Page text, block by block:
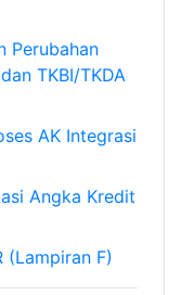
Perubahan
TKBI/TKDA
AK Integrasi
Angka Kredit
(Lampiran F)